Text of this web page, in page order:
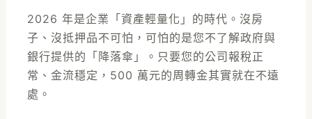
2026 年是企業「資產輕量化」的時代。沒房
子、沒抵押品不可怕，可怕的是您不了解政府與
銀行提供的「降落傘」。只要您的公司報稅正
常、金流穩定，500 萬元的周轉金其實就在不遠
處。